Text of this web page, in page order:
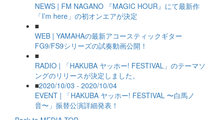
NEWS | FM NAGANO 『MAGIC HOUR』にて最新作
「I’m here」の初オンエアが決定
■
WEB | YAMAHAの最新アコースティックギター
FG9/FS9シリーズの試奏動画公開！
■
RADIO | 「HAKUBA ヤッホー! FESTIVAL」のテーマソ
ングのリリースが決定しました。
■2020/10/03 - 2020/10/04
EVENT | 「HAKUBA ヤッホー! FESTIVAL 〜白馬ノ
音〜」振替公演詳細発表！